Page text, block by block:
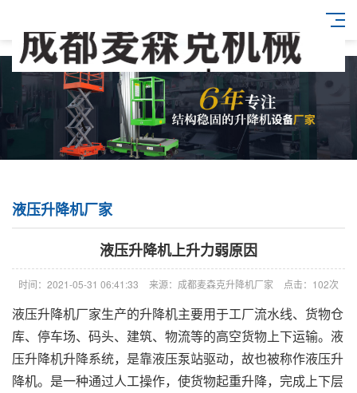
液压升降机厂家
液压升降机上升力弱原因
时间：2021-05-31 06:41:33 来源：成都麦森克升降机厂家 点击：102次
液压升降机厂家生产的升降机主要用于工厂流水线、货物仓
库、停车场、码头、建筑、物流等的高空货物上下运输。液
压升降机升降系统，是靠液压泵站驱动，故也被称作液压升
降机。是一种通过人工操作，使货物起重升降，完成上下层